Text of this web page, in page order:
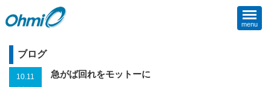
menu
ブログ
10.11
急がば回れをモットーに